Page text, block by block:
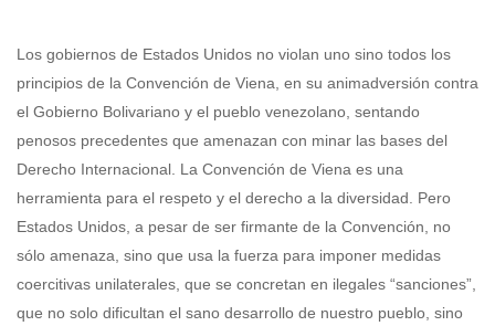
Los gobiernos de Estados Unidos no violan uno sino todos los
principios de la Convención de Viena, en su animadversión contra
el Gobierno Bolivariano y el pueblo venezolano, sentando
penosos precedentes que amenazan con minar las bases del
Derecho Internacional. La Convención de Viena es una
herramienta para el respeto y el derecho a la diversidad. Pero
Estados Unidos, a pesar de ser firmante de la Convención, no
sólo amenaza, sino que usa la fuerza para imponer medidas
coercitivas unilaterales, que se concretan en ilegales “sanciones”,
que no solo dificultan el sano desarrollo de nuestro pueblo, sino